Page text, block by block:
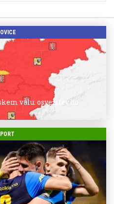
valu: osvežitev bo